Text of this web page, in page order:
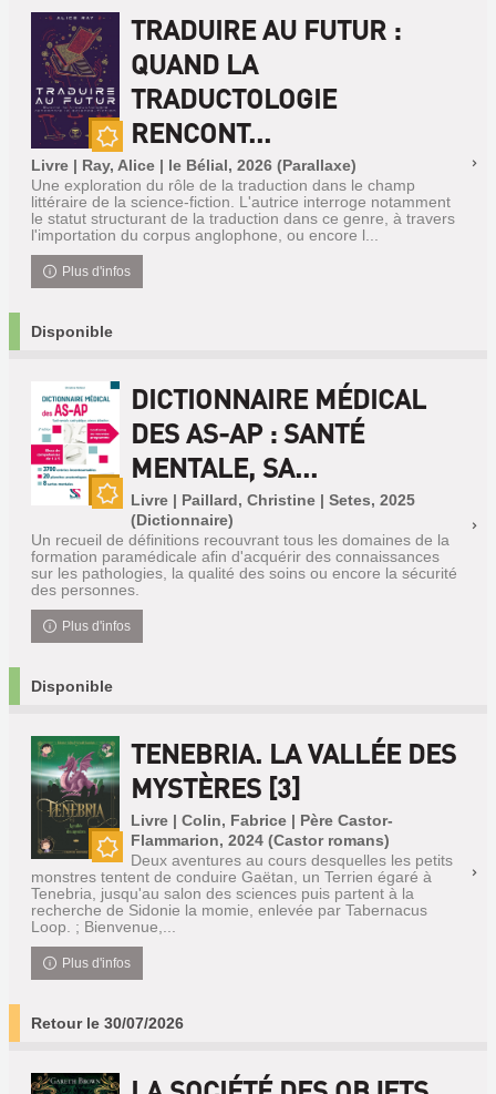
Nouveauté
TRADUIRE AU FUTUR :
QUAND LA
TRADUCTOLOGIE
RENCONT...
Livre | Ray, Alice | le Bélial, 2026 (Parallaxe)
Une exploration du rôle de la traduction dans le champ
littéraire de la science-fiction. L'autrice interroge notamment
le statut structurant de la traduction dans ce genre, à travers
l'importation du corpus anglophone, ou encore l...
Plus d'infos
Disponible
DICTIONNAIRE MÉDICAL
DES AS-AP : SANTÉ
MENTALE, SA...
Livre | Paillard, Christine | Setes, 2025
(Dictionnaire)
Un recueil de définitions recouvrant tous les domaines de la
formation paramédicale afin d'acquérir des connaissances
sur les pathologies, la qualité des soins ou encore la sécurité
des personnes.
Plus d'infos
Disponible
Nouveauté
TENEBRIA. LA VALLÉE DES
MYSTÈRES [3]
Livre | Colin, Fabrice | Père Castor-
Flammarion, 2024 (Castor romans)
Deux aventures au cours desquelles les petits
monstres tentent de conduire Gaëtan, un Terrien égaré à
Tenebria, jusqu'au salon des sciences puis partent à la
recherche de Sidonie la momie, enlevée par Tabernacus
Loop. ; Bienvenue,...
Plus d'infos
Retour le 30/07/2026